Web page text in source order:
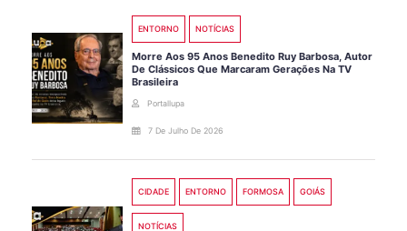
ENTORNO NOTÍCIAS
Morre Aos 95 Anos Benedito Ruy Barbosa, Autor
De Clássicos Que Marcaram Gerações Na TV
Brasileira
Portallupa
7 De Julho De 2026
CIDADE ENTORNO FORMOSA GOIÁS
NOTÍCIAS